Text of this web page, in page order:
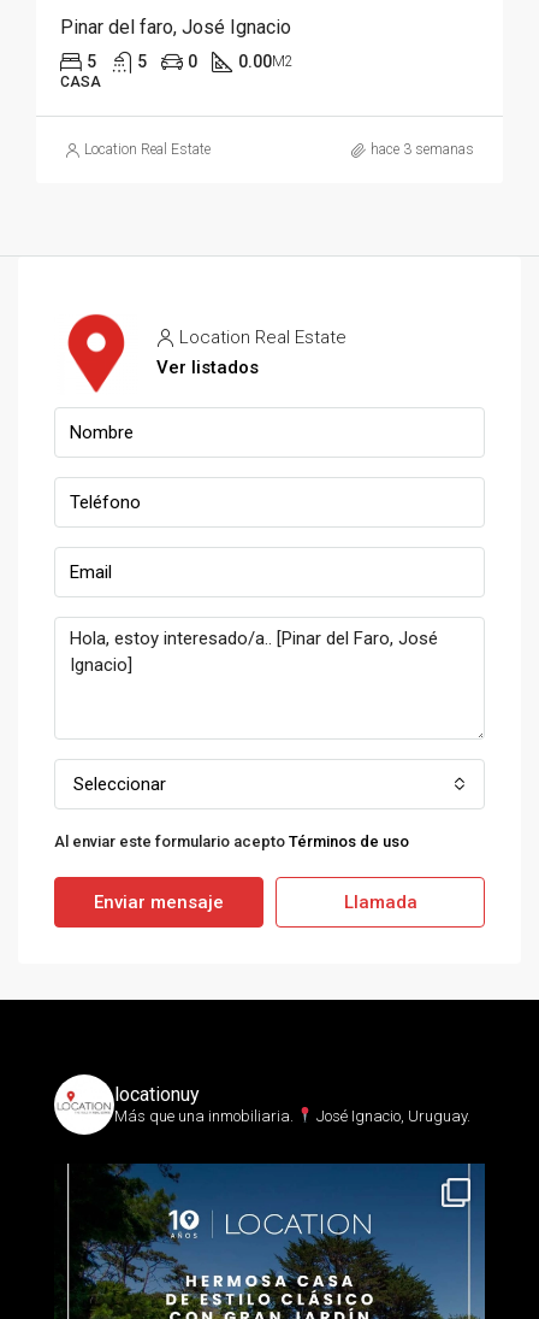
Pinar del faro, José Ignacio
5 5 0 0.00M2
CASA
Location Real Estate hace 3 semanas
Location Real Estate
Ver listados
Seleccionar
Al enviar este formulario acepto Términos de uso
Enviar mensaje Llamada
locationuy
Más que una inmobiliaria.⁣ José Ignacio, Uruguay.